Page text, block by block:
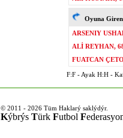
Oyuna
ARSENIY
ALİ REYHAN,
FUATCAN
F:F - Ayak H:H -
© 2011 - 2026 Tüm Haklarý saklýdýr.
Kýbrýs Türk Futbol F